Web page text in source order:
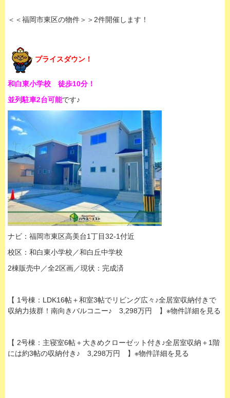
＜＜福岡市東区の物件＞＞2件開催します！
プライスダウン！
和白東小学校 徒歩10分！
並列駐車2台可能です♪
ナビ：福岡市東区高美台1丁目32-1付近
校区：和白東小学校／和白丘中学校
2棟販売中／全2区画／現状：完成済
【 1号棟：LDK16帖＋和室3帖でリビング広々♪全居室収納付きで
収納力抜群！南向きバルコニー♪ 3,298万円 】※物件詳細を見る
【 2号棟：主寝室6帖＋大きめクローゼット付き♪全居室収納＋1階
には約3帖の収納付き♪ 3,298万円 】※物件詳細を見る